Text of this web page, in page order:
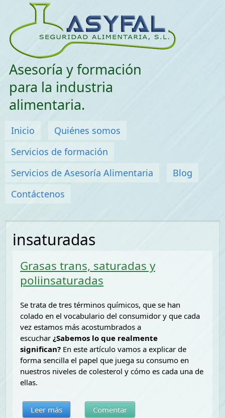
Asesoría y formación
para la industria
alimentaria.
Menú principal
Inicio
Quiénes somos
Servicios de formación
Servicios de Asesoría Alimentaria
Blog
Contáctenos
insaturadas
Grasas trans, saturadas y
poliinsaturadas
Se trata de tres términos químicos, que se han
colado en el vocabulario del consumidor y que cada
vez estamos más acostumbrados a
escuchar ¿Sabemos lo que realmente
significan? En este artículo vamos a explicar de
forma sencilla el papel que juega su consumo en
nuestros niveles de colesterol y cómo es cada una de
ellas.
Leer más Comentar